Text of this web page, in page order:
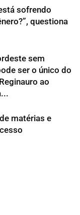
sofrendo
questiona
sem
ser o único do
ao
matérias e